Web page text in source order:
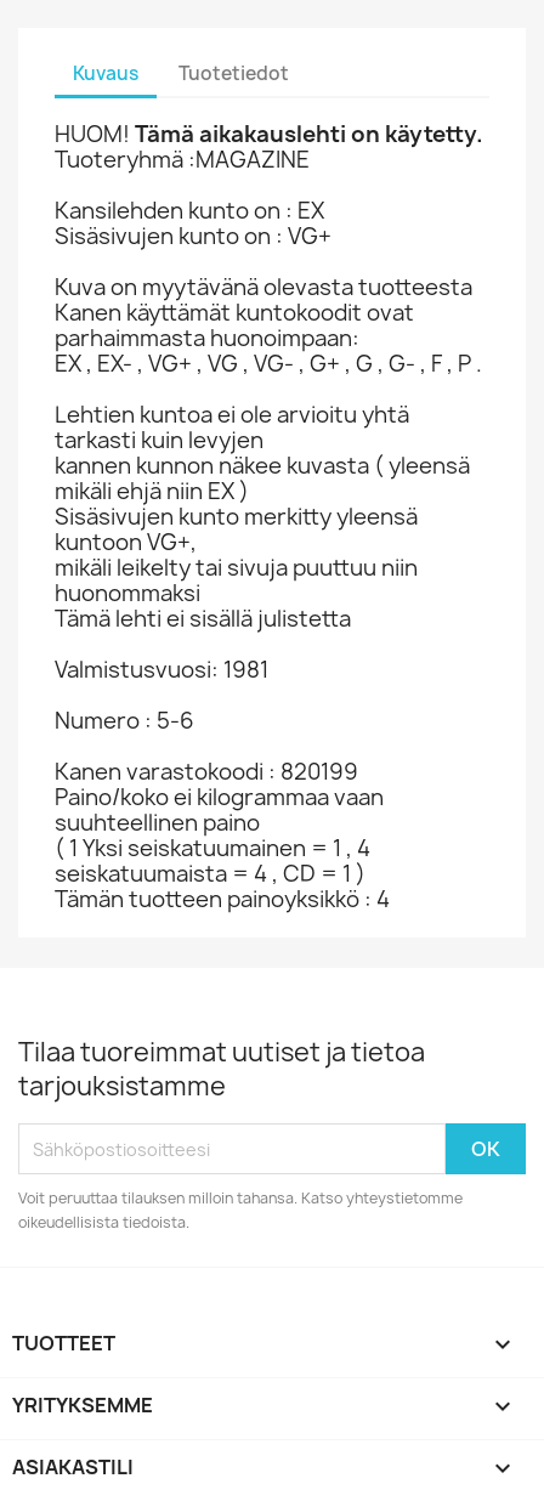
Kuvaus Tuotetiedot
HUOM! Tämä aikakauslehti on käytetty.
Tuoteryhmä :MAGAZINE
Kansilehden kunto on : EX
Sisäsivujen kunto on : VG+
Kuva on myytävänä olevasta tuotteesta
Kanen käyttämät kuntokoodit ovat
parhaimmasta huonoimpaan:
EX , EX- , VG+ , VG , VG- , G+ , G , G- , F , P .
Lehtien kuntoa ei ole arvioitu yhtä
tarkasti kuin levyjen
kannen kunnon näkee kuvasta ( yleensä
mikäli ehjä niin EX )
Sisäsivujen kunto merkitty yleensä
kuntoon VG+,
mikäli leikelty tai sivuja puuttuu niin
huonommaksi
Tämä lehti ei sisällä julistetta
Valmistusvuosi: 1981
Numero : 5-6
Kanen varastokoodi : 820199
Paino/koko ei kilogrammaa vaan
suuhteellinen paino
( 1 Yksi seiskatuumainen = 1 , 4
seiskatuumaista = 4 , CD = 1 )
Tämän tuotteen painoyksikkö : 4
Tilaa tuoreimmat uutiset ja tietoa
tarjouksistamme
Voit peruuttaa tilauksen milloin tahansa. Katso yhteystietomme
oikeudellisista tiedoista.
TUOTTEET 
YRITYKSEMME 
ASIAKASTILI 